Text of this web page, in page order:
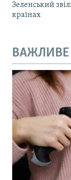
Зеленський
країнах
ВАЖЛИВЕ